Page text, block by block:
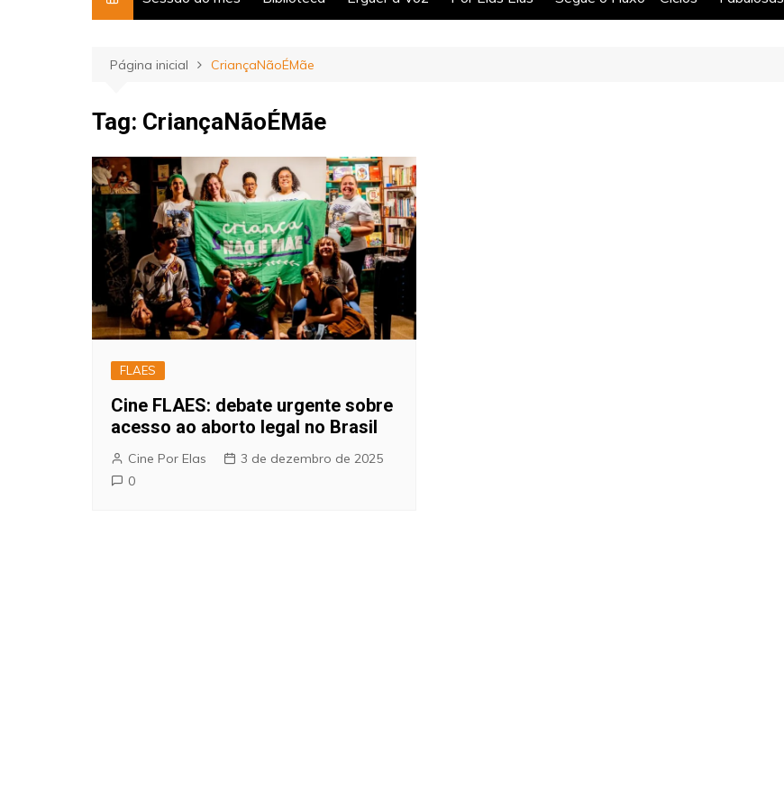
Página inicial CriançaNãoÉMãe
Tag: CriançaNãoÉMãe
FLAES
Cine FLAES: debate urgente sobre
acesso ao aborto legal no Brasil
Cine Por Elas
3 de dezembro de 2025
0